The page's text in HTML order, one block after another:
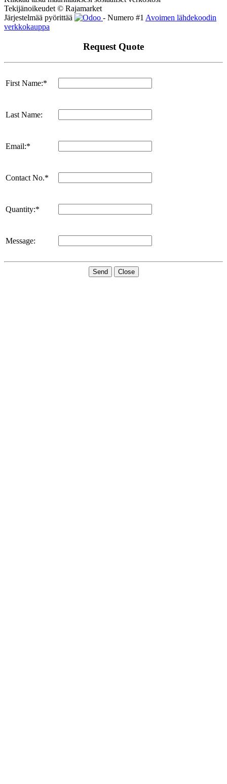
Tekijänoikeudet © Rajamarket
Järjestelmää pyörittää
- Numero #1 Avoimen lähdekoodin
verkkokauppa
Request Quote
First Name:*
Last Name:
Email:*
Contact No.*
Quantity:*
Message:
Send Close